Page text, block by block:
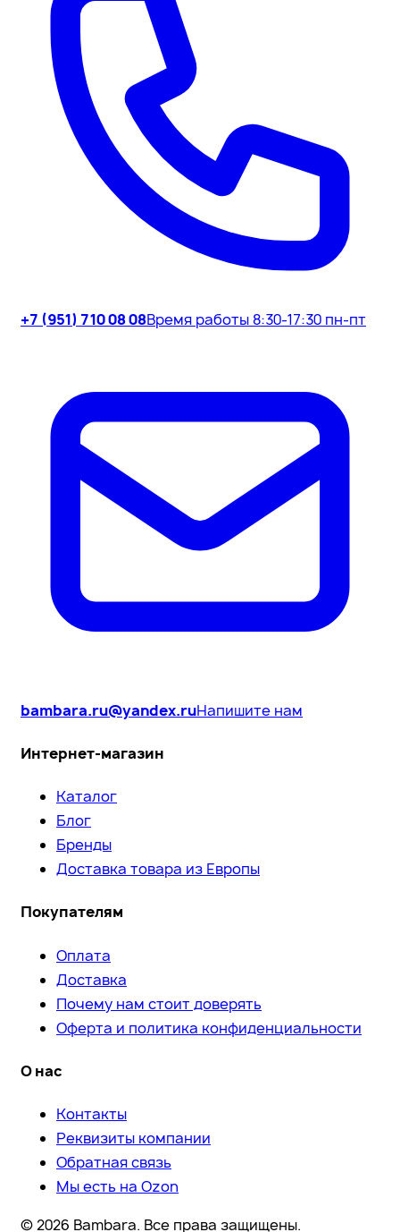
+7 (951) 710 08 08Время работы 8:30-17:30 пн-пт
bambara.ru@yandex.ruНапишите нам
Интернет-магазин
Каталог
Блог
Бренды
Доставка товара из Европы
Покупателям
Оплата
Доставка
Почему нам стоит доверять
Оферта и политика конфиденциальности
О нас
Контакты
Реквизиты компании
Обратная связь
Мы есть на Ozon
© 2026 Bambara. Все права защищены.